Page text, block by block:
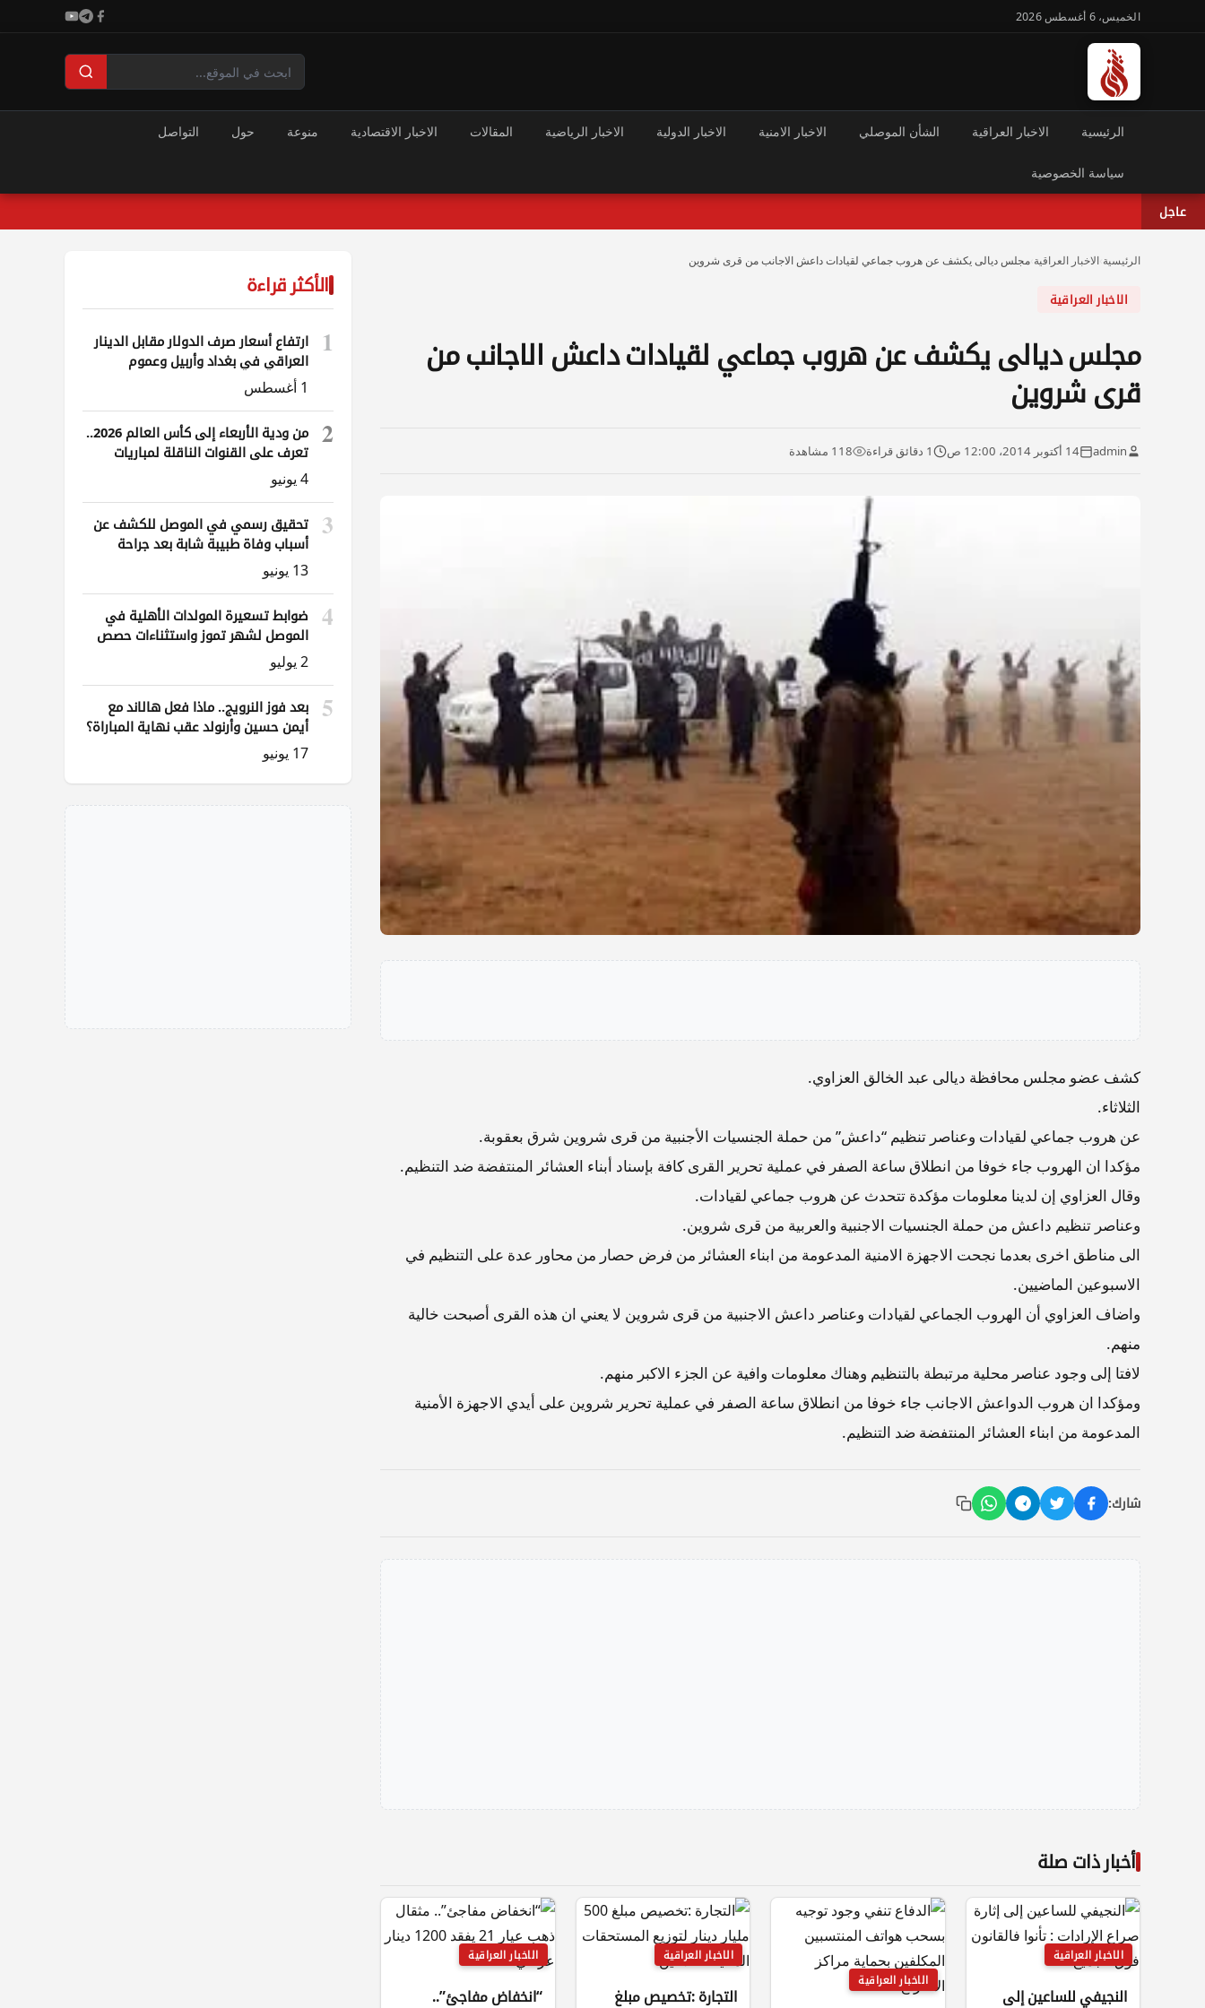
الخميس، 6 أغسطس 2026
الرئيسية الاخبار العراقية الشأن الموصلي الاخبار الامنية الاخبار الدولية الاخبار الرياضية المقالات الاخبار الاقتصادية منوعة حول التواصل
سياسة الخصوصية
عاجل
الرئيسية الاخبار العراقية مجلس ديالى يكشف عن هروب جماعي لقيادات داعش الاجانب من قرى شروين
الاخبار العراقية
مجلس ديالى يكشف عن هروب جماعي لقيادات داعش الاجانب من
قرى شروين
admin 14 أكتوبر 2014، 12:00 ص 1 دقائق قراءة 118 مشاهدة
كشف عضو مجلس محافظة ديالى عبد الخالق العزاوي.
الثلاثاء.
عن هروب جماعي لقيادات وعناصر تنظيم “داعش” من حملة الجنسيات الأجنبية من قرى شروين شرق بعقوبة.
مؤكدا ان الهروب جاء خوفا من انطلاق ساعة الصفر في عملية تحرير القرى كافة بإسناد أبناء العشائر المنتفضة ضد التنظيم.
وقال العزاوي إن لدينا معلومات مؤكدة تتحدث عن هروب جماعي لقيادات.
وعناصر تنظيم داعش من حملة الجنسيات الاجنبية والعربية من قرى شروين.
الى مناطق اخرى بعدما نجحت الاجهزة الامنية المدعومة من ابناء العشائر من فرض حصار من محاور عدة على التنظيم في
الاسبوعين الماضيين.
واضاف العزاوي أن الهروب الجماعي لقيادات وعناصر داعش الاجنبية من قرى شروين لا يعني ان هذه القرى أصبحت خالية
منهم.
لافتا إلى وجود عناصر محلية مرتبطة بالتنظيم وهناك معلومات وافية عن الجزء الاكبر منهم.
ومؤكدا ان هروب الدواعش الاجانب جاء خوفا من انطلاق ساعة الصفر في عملية تحرير شروين على أيدي الاجهزة الأمنية
المدعومة من ابناء العشائر المنتفضة ضد التنظيم.
شارك:
أخبار ذات صلة
الاخبار العراقية
النجيفي للساعين إلى
الاخبار العراقية
الاخبار العراقية
التجارة :تخصيص مبلغ
الاخبار العراقية
“انخفاض مفاجئ”..
الأكثر قراءة
1
ارتفاع أسعار صرف الدولار مقابل الدينار
العراقي في بغداد وأربيل وعموم
المحافظات
1 أغسطس
2
من ودية الأربعاء إلى كأس العالم 2026..
تعرف على القنوات الناقلة لمباريات
العراق
4 يونيو
3
تحقيق رسمي في الموصل للكشف عن
أسباب وفاة طبيبة شابة بعد جراحة
ناظورية
13 يونيو
4
ضوابط تسعيرة المولدات الأهلية في
الموصل لشهر تموز واستثناءات حصص
الوقود
2 يوليو
5
بعد فوز النرويج.. ماذا فعل هالاند مع
أيمن حسين وأرنولد عقب نهاية المباراة؟
17 يونيو